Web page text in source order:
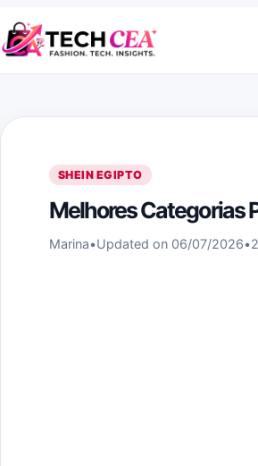
Skip to content
SHEIN EGIPTO
Melhores Categorias
Marina•Updated on 06/07/2026•